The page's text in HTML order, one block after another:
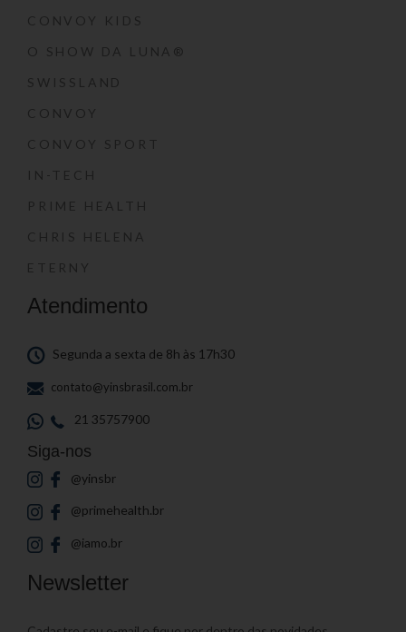
CONVOY KIDS
O SHOW DA LUNA®
SWISSLAND
CONVOY
CONVOY SPORT
IN-TECH
PRIME HEALTH
CHRIS HELENA
ETERNY
Atendimento
Segunda a sexta de 8h às 17h30
contato@yinsbrasil.com.br
21 35757900
Siga-nos
@yinsbr
@primehealth.br
@iamo.br
Newsletter